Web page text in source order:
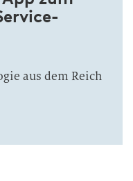
aus dem Reich